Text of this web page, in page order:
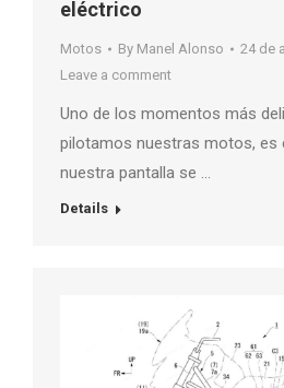
eléctrico
Motos By Manel Alonso
24 de
Leave a comment
Uno de los momentos más
pilotamos nuestras motos, es
nuestra pantalla se …
Details